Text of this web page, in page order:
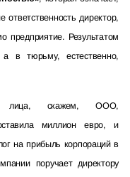
директор,
предприятие. Результатом
в тюрьму, естественно,
лица, скажем, ООО,
миллион евро, и
на прибыль корпораций в
поручает директору